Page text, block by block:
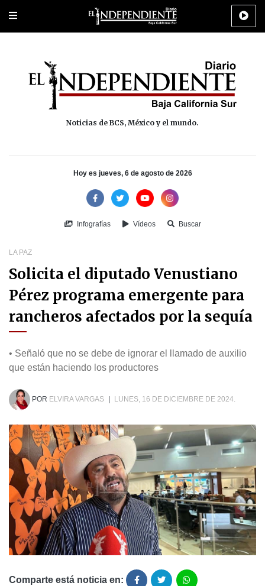
Portada Los Cabos Policiaca Deportes Cultura
Noticias de BCS, México y el mundo.
Hoy es jueves, 6 de agosto de 2026
Infografías Vídeos Buscar
LA PAZ
Solicita el diputado Venustiano
Pérez programa emergente para
rancheros afectados por la sequía
• Señaló que no se debe de ignorar el llamado de auxilio
que están haciendo los productores
POR ELVIRA VARGAS LUNES, 16 DE DICIEMBRE DE 2024.
Comparte está noticia en: